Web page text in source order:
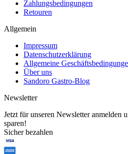
Zahlungsbedingungen
Retouren
Allgemein
Impressum
Datenschutzerklärung
Allgemeine
Über uns
Sandoro Gastro-Blog
Newsletter
Jetzt für unseren Newsletter anmelden
sparen!
Sicher bezahlen